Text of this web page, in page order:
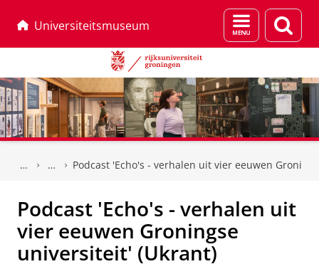
Universiteitsmuseum
Menu
en
Podcast 'Echo's - verhalen uit vier eeuwen
Podcast 'Echo's - verhalen uit
vier eeuwen Groningse
universiteit' (Ukrant)